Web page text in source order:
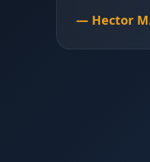
— Hector